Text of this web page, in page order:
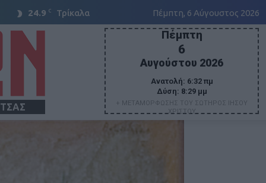
24.9 C Τρίκαλα Πέμπτη, 6 Αύγουστος 2026
Πέμπτη
6
Αυγούστου 2026
Ανατολή: 6:32 πμ
Δύση: 8:29 μμ
+ ΜΕΤΑΜΟΡΦΩΣΗΣ ΤΟΥ ΣΩΤΗΡΟΣ ΙΗΣΟΥ
ΧΡΙΣΤΟΥ